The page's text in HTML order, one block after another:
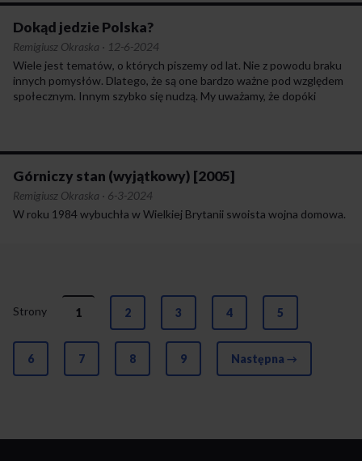
nie tylko o pasażerów, ale również o transport towarowy – tak, aby,
po pierwsze, Polska była lepiej skomunikowana ze światem,
i tu głównie mowa o transporcie lotniczym, i żeby, po drugie,
pierwszy raz od ustalenia nowych granic w 1945 r. była też
prawidłowo skomunikowana wewnętrznie.
Dokąd jedzie Polska?
Remigiusz Okraska · 12-6-2024
Wiele jest tematów, o których piszemy od lat. Nie z powodu braku
innych pomysłów. Dlatego, że są one bardzo ważne pod względem
społecznym. Innym szybko się nudzą. My uważamy, że dopóki
Górniczy stan (wyjątkowy) [2005]
Remigiusz Okraska · 6-3-2024
W roku 1984 wybuchła w Wielkiej Brytanii swoista wojna domowa.
Strony 1 2 3 4 5
6 7 8 9 Następna →